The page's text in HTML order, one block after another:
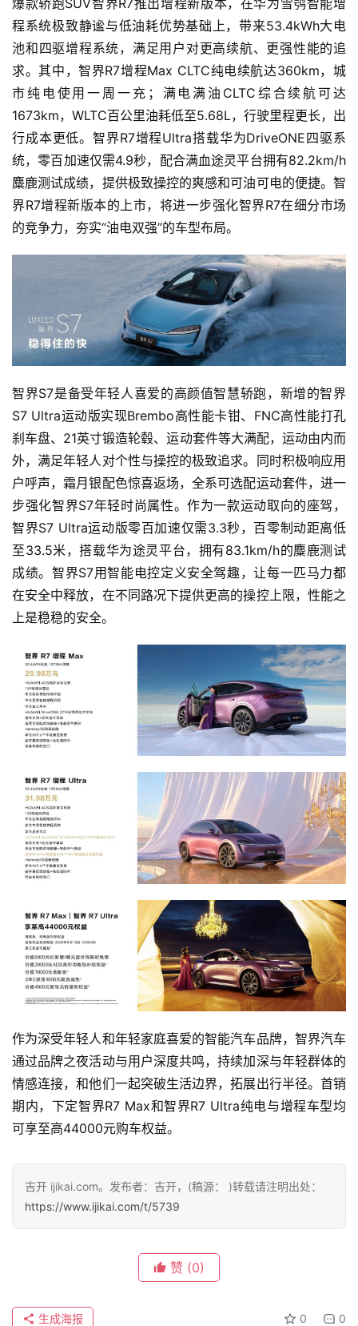
智
车
时
代
新
能
源
评
测
行
车
讯
快
专
栏
开
登录 注册
程系统极致静谧与低油耗优势基础上，带来53.4kWh大电
池和四驱增程系统，满足用户对更高续航、更强性能的追
求。其中，智界R7增程Max CLTC纯电续航达360km，城
市纯电使用一周一充；满电满油CLTC综合续航可达
1673km，WLTC百公里油耗低至5.68L，行驶里程更长，出
行成本更低。智界R7增程Ultra搭载华为DriveONE四驱系
统，零百加速仅需4.9秒，配合满血途灵平台拥有82.2km/h
麋鹿测试成绩，提供极致操控的爽感和可油可电的便捷。智
界R7增程新版本的上市，将进一步强化智界R7在细分市场
的竞争力，夯实“油电双强”的车型布局。
智界S7是备受年轻人喜爱的高颜值智慧轿跑，新增的智界
S7 Ultra运动版实现Brembo高性能卡钳、FNC高性能打孔
刹车盘、21英寸锻造轮毂、运动套件等大满配，运动由内而
外，满足年轻人对个性与操控的极致追求。同时积极响应用
户呼声，霜月银配色惊喜返场，全系可选配运动套件，进一
步强化智界S7年轻时尚属性。作为一款运动取向的座驾，
智界S7 Ultra运动版零百加速仅需3.3秒，百零制动距离低
至33.5米，搭载华为途灵平台，拥有83.1km/h的麋鹿测试
成绩。智界S7用智能电控定义安全驾趣，让每一匹马力都
在安全中释放，在不同路况下提供更高的操控上限，性能之
上是稳稳的安全。
作为深受年轻人和年轻家庭喜爱的智能汽车品牌，智界汽车
通过品牌之夜活动与用户深度共鸣，持续加深与年轻群体的
情感连接，和他们一起突破生活边界，拓展出行半径。首销
期内，下定智界R7 Max和智界R7 Ultra纯电与增程车型均
可享至高44000元购车权益。
吉开 ijikai.com。发布者：吉开，(稿源： )转载请注明出处：
https://www.ijikai.com/t/5739
赞 (0)
0 0
生成海报